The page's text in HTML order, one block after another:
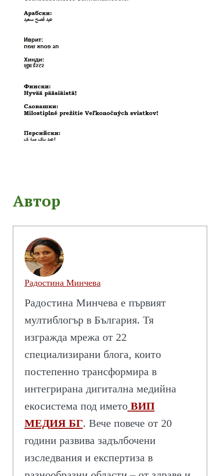
Автор
Радостина Минчева
Радостина Минчева е първият
мултиблогър в България. Тя
изгражда мрежа от 22
специализирани блога, които
постепенно трансформира в
интегрирана дигитална медийна
екосистема под името ВИП
МЕДИЯ БГ. Вече повече от 20
години развива задълбочени
изследвания и експертиза в